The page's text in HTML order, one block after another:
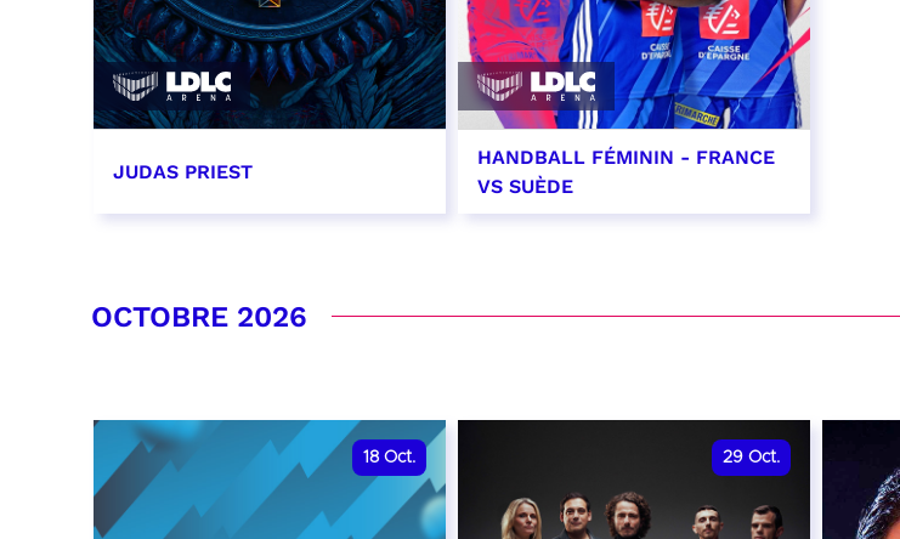
JUDAS PRIEST
HANDBALL FÉMININ - FRANCE
VS SUÈDE
OCTOBRE 2026
18 Oct. 29 Oct.